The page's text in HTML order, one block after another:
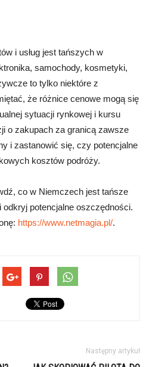
i usług jest tańszych w
samochody, kosmetyki,
to tylko niektóre z
że różnice cenowe mogą się
sytuacji rynkowej i kursu
o zakupach za granicą zawsze
i zastanowić się, czy potencjalne
kosztów podróży.
co w Niemczech jest tańsze
potencjalne oszczędności.
https://www.netmagia.pl/.
Następny artykuł